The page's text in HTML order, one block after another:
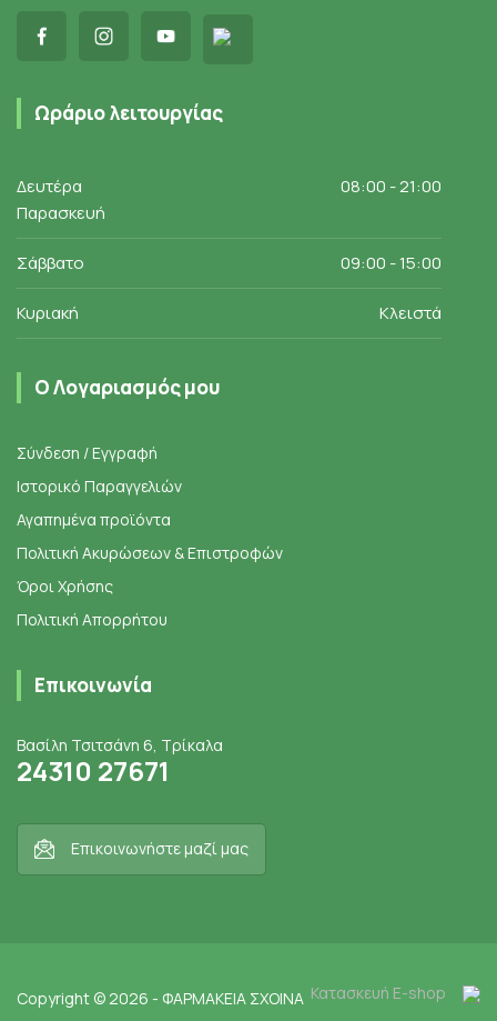
Ωράριο λειτουργίας
Δευτέρα
Παρασκευή
08:00 - 21:00
Σάββατο 09:00 - 15:00
Κυριακή Κλειστά
Ο Λογαριασμός μου
Σύνδεση / Εγγραφή
Ιστορικό Παραγγελιών
Αγαπημένα προϊόντα
Πολιτική Ακυρώσεων & Επιστροφών
Όροι Χρήσης
Πολιτική Απορρήτου
Επικοινωνία
Βασίλη Τσιτσάνη 6, Τρίκαλα
24310 27671
Επικοινωνήστε μαζί μας
Copyright © 2026 - ΦΑΡΜΑΚΕΙΑ ΣΧΟΙΝΑ Κατασκευή E-shop